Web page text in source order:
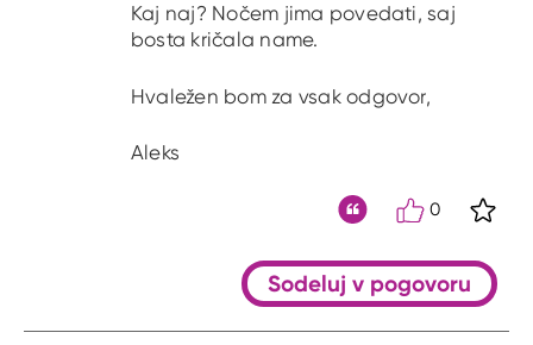
Kaj naj? Nočem jima povedati, saj
bosta kričala name.
Hvaležen bom za vsak odgovor,
Aleks
0
Sodeluj v pogovoru